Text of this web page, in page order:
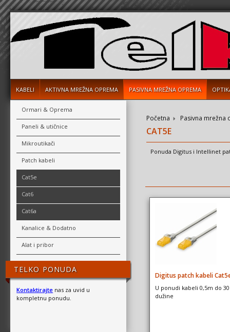
KABELI AKTIVNA MREŽNA OPREMA PASIVNA MREŽNA OPREMA
Ormari & Oprema
Paneli & utičnice
Mikroutikači
Patch kabeli
Cat5e
Cat6
Cat6a
Kanalice & Dodatno
Alat i pribor
TELKO PONUDA
Kontaktirajte nas za uvid u
kompletnu ponudu.
Početna Pasivna mrežna
CAT5E
Ponuda Digitus i Intellinet
Digitus patch kabeli
U ponudi kabeli 0,5m do
dužine